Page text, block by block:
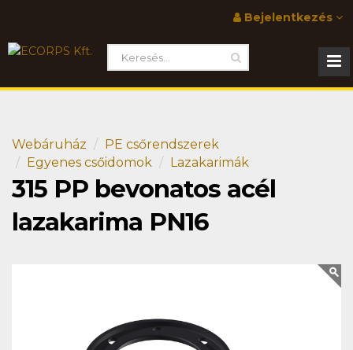
Bejelentkezés
Webáruház
PE csőrendszerek
Egyenes csőidomok
Lazakarimák
315 PP bevonatos acél
lazakarima PN16